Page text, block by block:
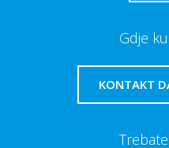
Gdje
KONTAKT